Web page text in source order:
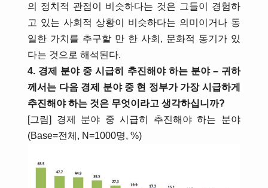
의 정치적 관점이 비슷하다는 것은 그들이 경험하
고 있는 사회적 상황이 비슷하다는 의미이거나 동
일한 가치를 추구할 만 한 사회, 문화적 동기가 있
다는 것으로 해석된다.
4. 경제 분야 중 시급히 추진해야 하는 분야 – 귀하
께서는 다음 경제 분야 중 현 정부가 가장 시급하게
추진해야 하는 것은 무엇이라고 생각하십니까?
[그림] 경제 분야 중 시급히 추진해야 하는 분야
(Base=전체, N=1000명, %)